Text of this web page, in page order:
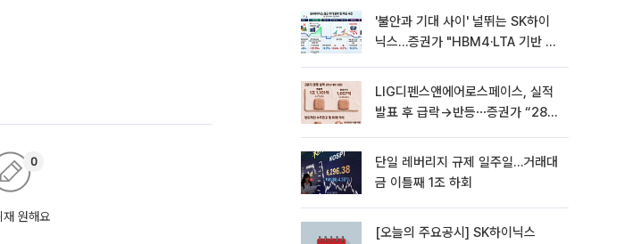
재 원해요
0
'불안과 기대 사이' 널뛰는 SK하이
닉스…증권가 "HBM4·LTA 기반 펀
LIG디펜스앤에어로스페이스, 실적
발표 후 급락→반등⋯증권가 “28년
단일 레버리지 규제 일주일…거래대
금 이틀째 1조 하회
[오늘의 주요공시] SK하이닉스